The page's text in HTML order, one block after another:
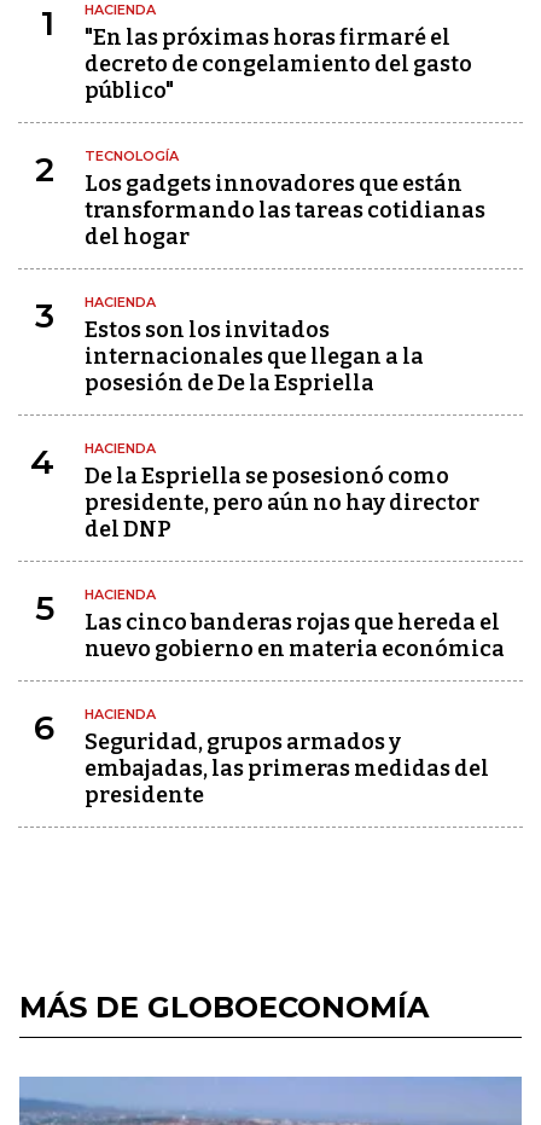
1 HACIENDA
"En las próximas horas firmaré el
decreto de congelamiento del gasto
público"
2 TECNOLOGÍA
Los gadgets innovadores que están
transformando las tareas cotidianas
del hogar
3 HACIENDA
Estos son los invitados
internacionales que llegan a la
posesión de De la Espriella
4 HACIENDA
De la Espriella se posesionó como
presidente, pero aún no hay director
del DNP
5 HACIENDA
Las cinco banderas rojas que hereda el
nuevo gobierno en materia económica
6 HACIENDA
Seguridad, grupos armados y
embajadas, las primeras medidas del
presidente
MÁS DE GLOBOECONOMÍA